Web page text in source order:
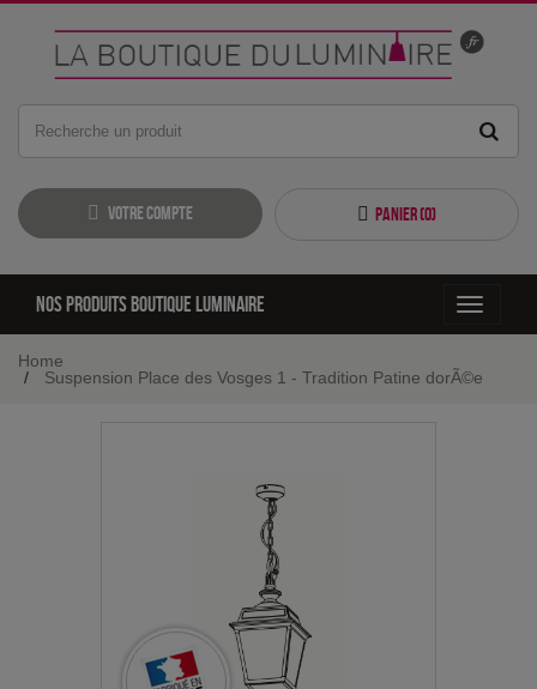
Votre compte Panier (0)
Toggle
Nos produits boutique luminaire
Home
Suspension Place des Vosges 1 - Tradition Patine dorÃ©e